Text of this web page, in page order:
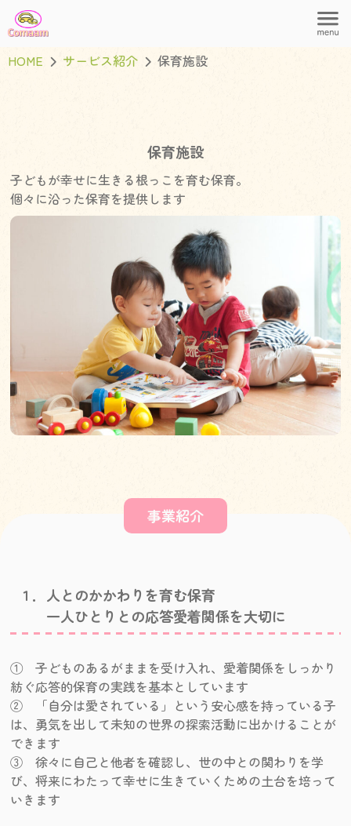
HOME サービス紹介 保育施設
保育施設
子どもが幸せに生きる根っこを育む保育。
個々に沿った保育を提供します
事業紹介
１．人とのかかわりを育む保育
一人ひとりとの応答愛着関係を大切に
① 子どものあるがままを受け入れ、愛着関係をしっかり
紡ぐ応答的保育の実践を基本としています
② 「自分は愛されている」という安心感を持っている子
は、勇気を出して未知の世界の探索活動に出かけることが
できます
③ 徐々に自己と他者を確認し、世の中との関わりを学
び、将来にわたって幸せに生きていくための土台を培って
いきます